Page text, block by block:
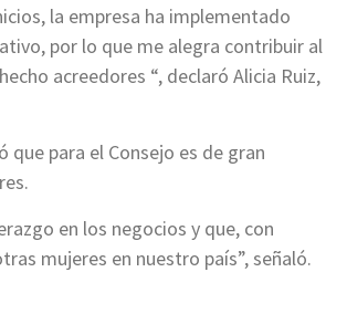
la empresa ha implementado
por lo que me alegra contribuir al
acreedores “, declaró Alicia Ruiz,
que para el Consejo es de gran
en los negocios y que, con
mujeres en nuestro país”, señaló.